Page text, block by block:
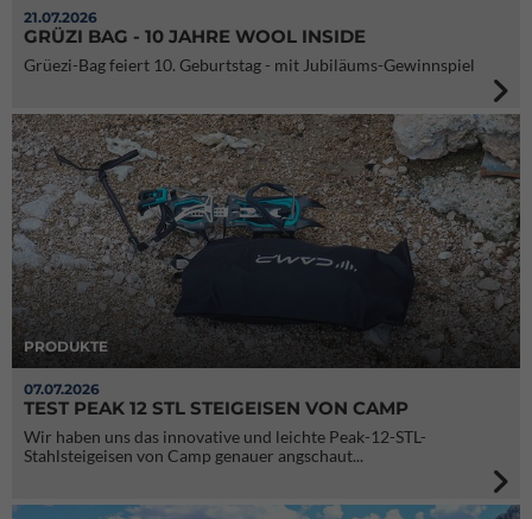
21.07.2026
GRÜZI BAG - 10 JAHRE WOOL INSIDE
Grüezi-Bag feiert 10. Geburtstag - mit Jubiläums-Gewinnspiel
PRODUKTE
07.07.2026
TEST PEAK 12 STL STEIGEISEN VON CAMP
Wir haben uns das innovative und leichte Peak-12-STL-
Stahlsteigeisen von Camp genauer angschaut...